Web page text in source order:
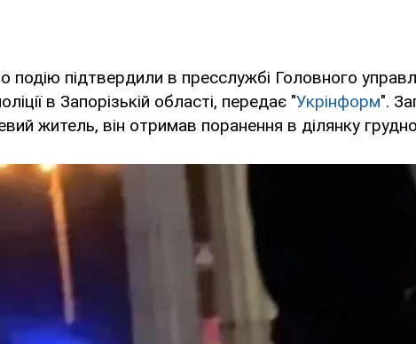
подію підтвердили в пресслужбі Головного
в Запорізькій області, передає "Укрінформ".
житель, він отримав поранення в ділянку